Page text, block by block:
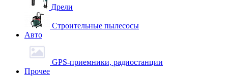
Дрели
Строительные пылесосы
Авто
GPS-приемники, радиостанции
Прочее